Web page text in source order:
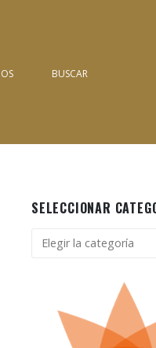
BUSCAR
SELECCIONAR
Seleccionar
categoría